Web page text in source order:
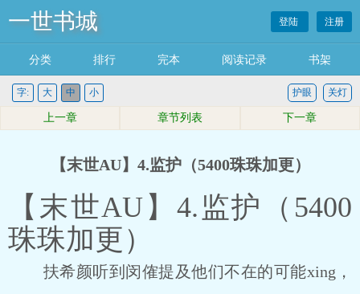
一世书城 登陆 注册
分类 排行 完本 阅读记录 书架
字: 大 中 小 关灯
护眼
上一章 章节列表 下一章
【末世AU】4.监护（5400珠珠加更）
【末世AU】4.监护（5400
珠珠加更）
扶希颜听到闵傕提及他们不在的可能xing，